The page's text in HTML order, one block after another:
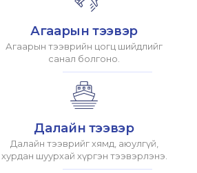
Агаарын тээвэр
Агаарын тээврийн цогц шийдлийг
санал болгоно.
Далайн тээвэр
Далайн тээврийг хямд, аюулгүй,
хурдан шуурхай хүргэн тээвэрлэнэ.